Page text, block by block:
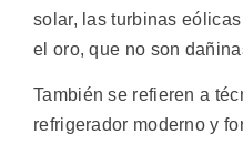
solar, las turbinas
el oro, que no son
También se refieren a
refrigerador moderno y